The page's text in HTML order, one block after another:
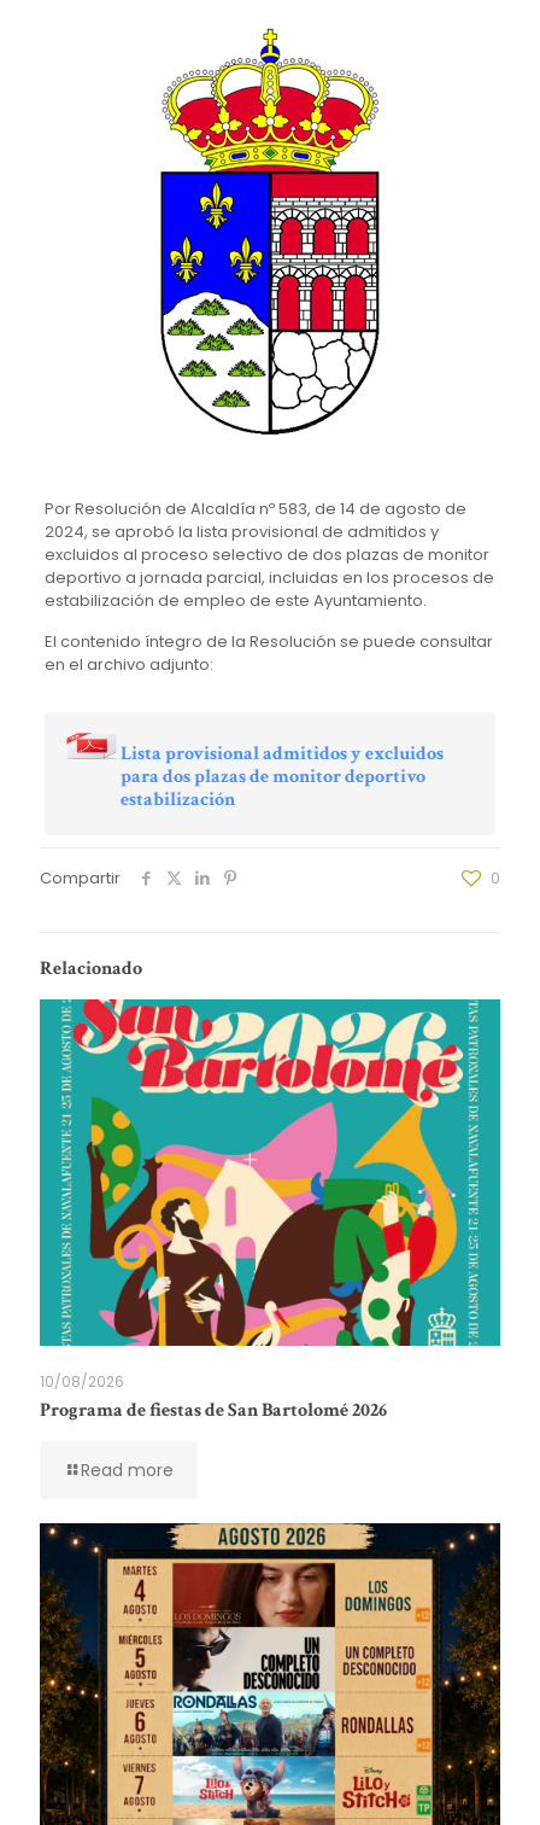
Por Resolución de Alcaldía nº 583, de 14 de agosto de
2024, se aprobó la lista provisional de admitidos y
excluidos al proceso selectivo de dos plazas de monitor
deportivo a jornada parcial, incluidas en los procesos de
estabilización de empleo de este Ayuntamiento.
El contenido íntegro de la Resolución se puede consultar
en el archivo adjunto:
Lista provisional admitidos y excluidos
para dos plazas de monitor deportivo
estabilización
Compartir 0
Relacionado
10/08/2026
Programa de fiestas de San Bartolomé 2026
Read more